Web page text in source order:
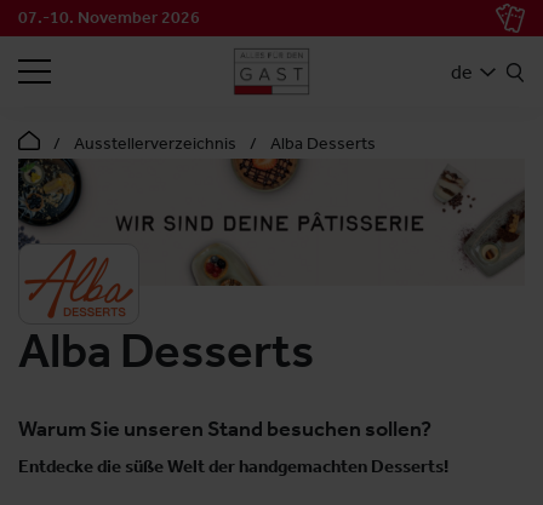
07.-10. November 2026
de
SUCHEN
Ausstellerverzeichnis Alba Desserts
Alba Desserts
Warum Sie unseren Stand besuchen sollen?
Entdecke die süße Welt der handgemachten Desserts!